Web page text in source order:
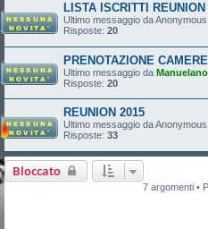
LISTA ISCRITTI
Ultimo messaggio daAnonymous
Risposte: 20
PRENOTAZIONE
Ultimo messaggio da Manuelano
Risposte: 20
REUNION 2015
Ultimo messaggio daAnonymous
Risposte: 33
Bloccato
7 argomenti •